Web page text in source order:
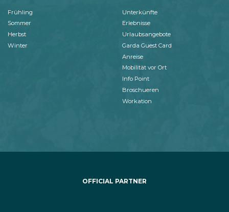
Frühling
Sommer
Herbst
Winter
Unterkünfte
Erlebnisse
Urlaubsangebote
Garda Guest Card
Anreise
Mobilität vor Ort
Info Point
Broschueren
Workation
OFFICIAL PARTNER